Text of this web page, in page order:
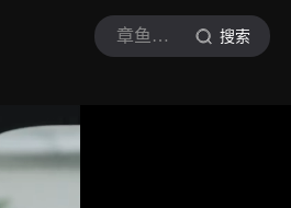
章鱼小万子 搜索